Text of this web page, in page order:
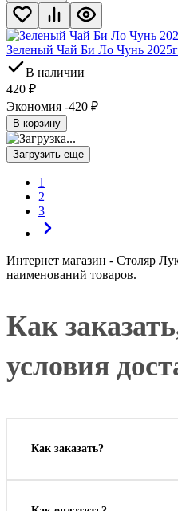
Зеленый Чай Би Ло Чунь
В наличии
420 ₽
Экономия -420 ₽
В корзину
Загрузить еще
1
2
3
Интернет магазин - Столяр
наименований товаров.
Как
условия
Как заказать?